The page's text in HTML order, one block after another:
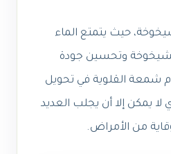
حيث يتمتع الماء
وتحسين جودة
شمعة القلوية في تحويل
لا يمكن إلا أن يجلب العديد
من الأمراض.